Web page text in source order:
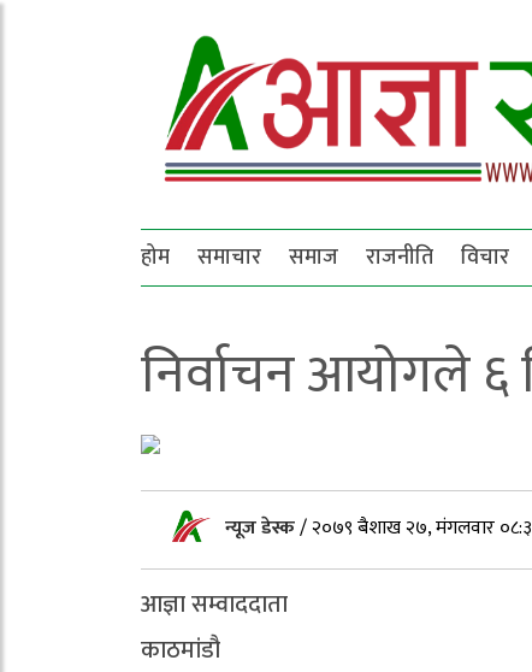
होम समाचार समाज राजनीति विचार
निर्वाचन आयोगले
न्यूज डेस्क/२०७९ बैशाख २७, मंगलवार
आज्ञा सम्वाददाता
काठमांडौ